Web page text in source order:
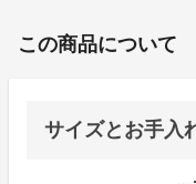
この商品について
サイズとお手入